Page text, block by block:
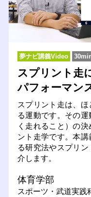
夢ナビ講義Video
スプリント走
パフォーマン
スプリント走は、
る運動です。その
く走れること）の
ント走学です。本
る研究法やスプリ
介します。
体育学部
スポーツ・武道実践